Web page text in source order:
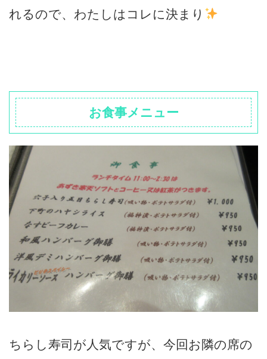
れるので、わたしはコレに決まり
お食事メニュー
ちらし寿司が人気ですが、今回お隣の席の